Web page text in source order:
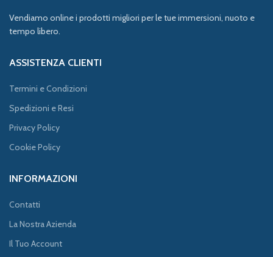
Vendiamo online i prodotti migliori per le tue immersioni, nuoto e
tempo libero.
ASSISTENZA CLIENTI
Termini e Condizioni
Spedizioni e Resi
Privacy Policy
Cookie Policy
INFORMAZIONI
Contatti
La Nostra Azienda
Il Tuo Account